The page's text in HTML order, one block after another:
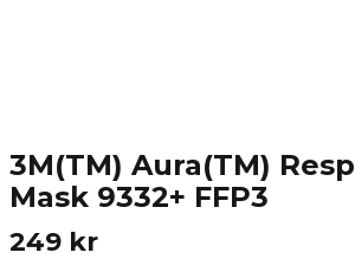
3M(TM) Aura(TM)
Mask 9332+ FFP3
249 kr